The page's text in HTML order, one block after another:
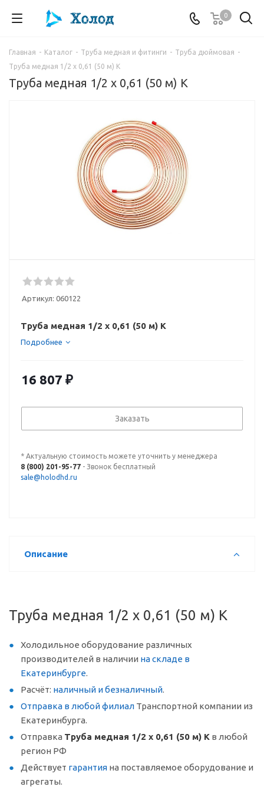
0
Главная - Каталог - Труба медная и фитинги - Труба дюймовая -
Труба медная 1/2 х 0,61 (50 м) K
Труба медная 1/2 х 0,61 (50 м) K
Артикул: 060122
Труба медная 1/2 х 0,61 (50 м) K
Подробнее
16 807 ₽
Заказать
* Актуальную стоимость можете уточнить у менеджера
8 (800) 201-95-77 - Звонок бесплатный
sale@holodhd.ru
Описание
Труба медная 1/2 х 0,61 (50 м) K
Холодильное оборудование различных
производителей в наличии на складе в
Екатеринбурге.
Расчёт: наличный и безналичный.
Отправка в любой филиал Транспортной компании из
Екатеринбурга.
Отправка Труба медная 1/2 х 0,61 (50 м) K в любой
регион РФ
Действует гарантия на поставляемое оборудование и
агрегаты.